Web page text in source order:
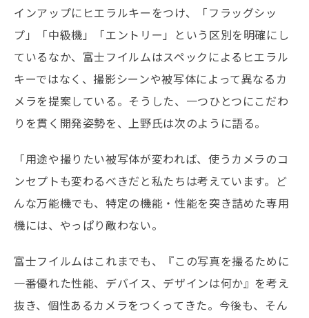
インアップにヒエラルキーをつけ、「フラッグシッ
プ」「中級機」「エントリー」という区別を明確にし
ているなか、富士フイルムはスペックによるヒエラル
キーではなく、撮影シーンや被写体によって異なるカ
メラを提案している。そうした、一つひとつにこだわ
りを貫く開発姿勢を、上野氏は次のように語る。
「用途や撮りたい被写体が変われば、使うカメラのコ
ンセプトも変わるべきだと私たちは考えています。ど
んな万能機でも、特定の機能・性能を突き詰めた専用
機には、やっぱり敵わない。
富士フイルムはこれまでも、『この写真を撮るために
一番優れた性能、デバイス、デザインは何か』を考え
抜き、個性あるカメラをつくってきた。今後も、そん